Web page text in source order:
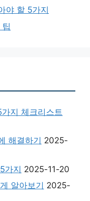
야 할 5가지
지 체크리스트
해결하기 2025-
가지 2025-11-20
알아보기 2025-